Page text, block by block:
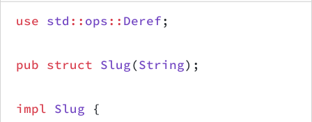
use std :: ops:: Deref;
pub struct Slug(String);
impl Slug {